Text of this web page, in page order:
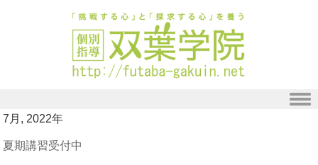
Skip to content
7月, 2022年
夏期講習受付中